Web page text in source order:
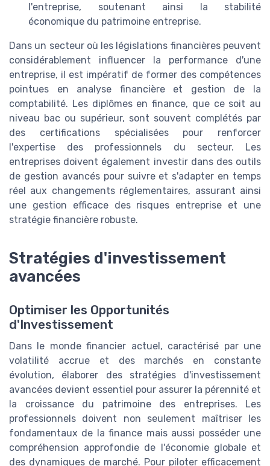
l'entreprise, soutenant ainsi la stabilité
économique du patrimoine entreprise.
Dans un secteur où les législations financières peuvent
considérablement influencer la performance d'une
entreprise, il est impératif de former des compétences
pointues en analyse financière et gestion de la
comptabilité. Les diplômes en finance, que ce soit au
niveau bac ou supérieur, sont souvent complétés par
des certifications spécialisées pour renforcer
l'expertise des professionnels du secteur. Les
entreprises doivent également investir dans des outils
de gestion avancés pour suivre et s'adapter en temps
réel aux changements réglementaires, assurant ainsi
une gestion efficace des risques entreprise et une
stratégie financière robuste.
Stratégies d'investissement
avancées
Optimiser les Opportunités
d'Investissement
Dans le monde financier actuel, caractérisé par une
volatilité accrue et des marchés en constante
évolution, élaborer des stratégies d'investissement
avancées devient essentiel pour assurer la pérennité et
la croissance du patrimoine des entreprises. Les
professionnels doivent non seulement maîtriser les
fondamentaux de la finance mais aussi posséder une
compréhension approfondie de l'économie globale et
des dynamiques de marché. Pour piloter efficacement